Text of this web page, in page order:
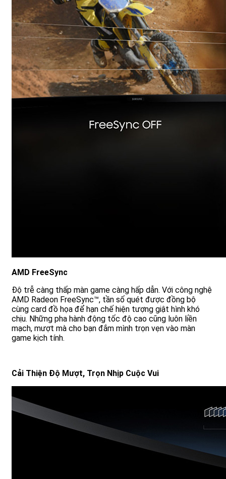
AMD FreeSync
Độ trễ càng thấp màn game càng hấp dẫn. Với công nghệ
AMD Radeon FreeSync™, tần số quét được đồng bộ
cùng card đồ họa để hạn chế hiện tượng giật hình khó
chịu. Những pha hành động tốc độ cao cũng luôn liền
mạch, mượt mà cho bạn đắm mình trọn vẹn vào màn
game kịch tính.
Cải Thiện Độ Mượt, Trọn Nhịp Cuộc Vui